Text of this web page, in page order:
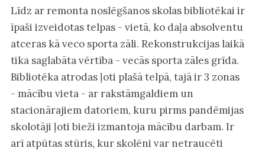
Līdz ar remonta noslēgšanos skolas bibliotēkai ir
īpaši izveidotas telpas - vietā, ko daļa absolventu
atceras kā veco sporta zāli. Rekonstrukcijas laikā
tika saglabāta vērtība - vecās sporta zāles grīda.
Bibliotēka atrodas ļoti plašā telpā, tajā ir 3 zonas
- mācību vieta - ar rakstāmgaldiem un
stacionārajiem datoriem, kuru pirms pandēmijas
skolotāji ļoti bieži izmantoja mācību darbam. Ir
arī atpūtas stūris, kur skolēni var netraucēti